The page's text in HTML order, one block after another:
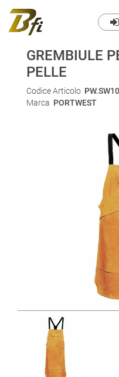
GREMBIULE
PELLE
Codice Articolo
Marca PORTWEST